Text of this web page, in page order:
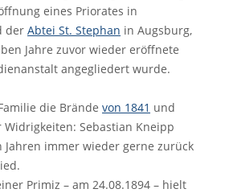
eines Priorates in
der Abtei St. Stephan in Augsburg,
Jahre zuvor wieder eröffnete
angegliedert wurde.
die Brände von 1841 und
Widrigkeiten: Sebastian Kneipp
Jahren immer wieder gerne zurück
Primiz – am 24.08.1894 – hielt